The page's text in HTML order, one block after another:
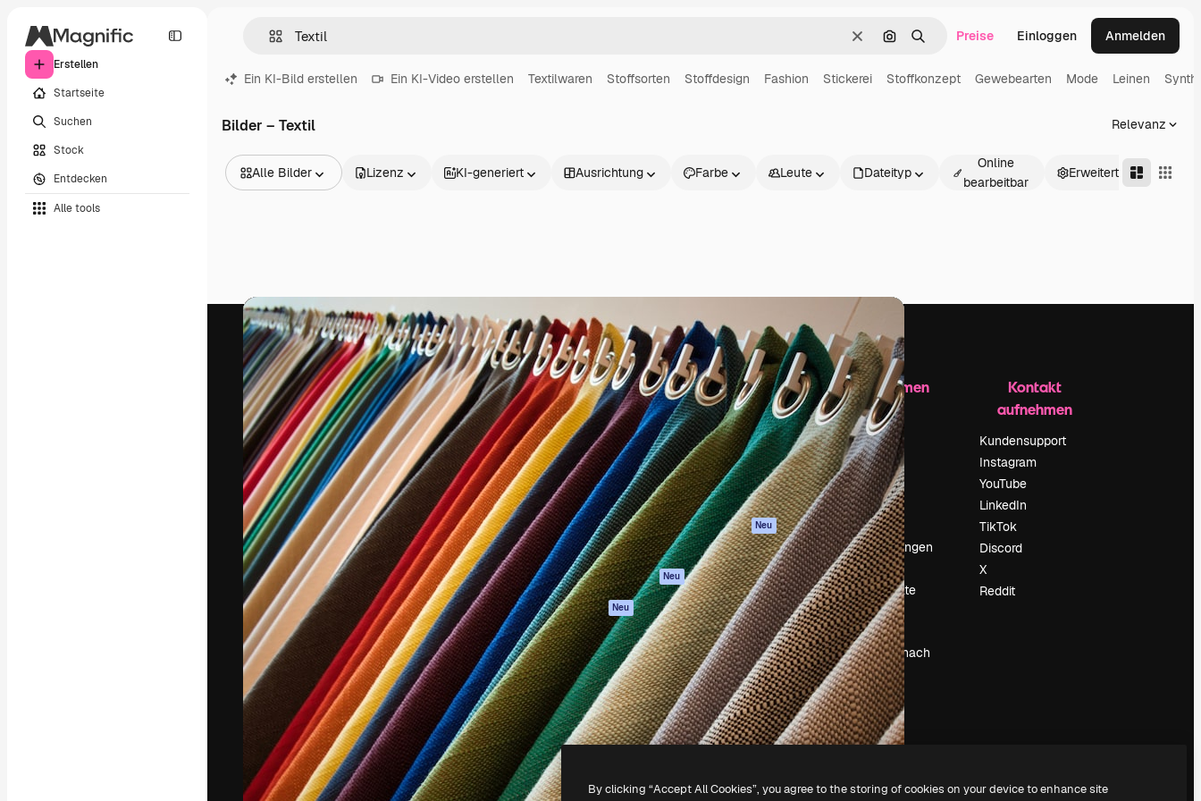
Erstellen
Startseite
Suchen
Stock
Entdecken
Alle tools
LöschenNach Bild suchen
SuchenPreise Einloggen Anmelden
Ein KI-Bild erstellen Ein KI-Video erstellen Textilwaren Stoffsorten Stoffdesign Fashion Stickerei Stoffkonzept Gewebearten Mode Leinen
Bilder – Textil Relevanz
Alle Bilder
Videos
Filmmaterial
Motion Graphics
Videovorlagen
Icons
3D-Modelle
Schriftarten
Lizenz KI-generiert Ausrichtung Farbe Leute Dateityp
Online
bearbeitbar
Erweitert
Die kreative Plattform, um deine beste
Arbeit zu verwirklichen. Mehr als 1 Million
Abonnenten unter Kreativen, Unternehmen,
Agenturen und Studios.
Deutsch
Produkte
Spaces
KI-Assistent
KI-Bildgenerator
KI-Videogenerator
KI-
Stimmengenerator
Stock-Inhalte
MCP für
Claude/ChatGPT
Neu
Agenten Neu
API
Mobile App
Alle Magnific-Tools
Loslegen
Academy
Dokumentation
Support
AGB
Datenschutzerklärung
Originale Neu
Cookie-Richtlinie
Vertrauenszentrum
Partner
Unternehmen
Unternehmen
Preise
Über uns
Reviews
Karriere
Suchtrends
Blog
Veranstaltungen
Slidesgo
Deine Inhalte
verkaufen
Pressesaal
Suchst du nach
magnific.ai
Kontakt
aufnehmen
Kundensupport
Instagram
YouTube
LinkedIn
TikTok
Discord
X
Reddit
Copyright © 2010-2026 Freepik Company S.L.U.Alle Rechte vorbehalten.
By clicking “Accept All Cookies”, you agree to the storing of cookies on your device to enhance site